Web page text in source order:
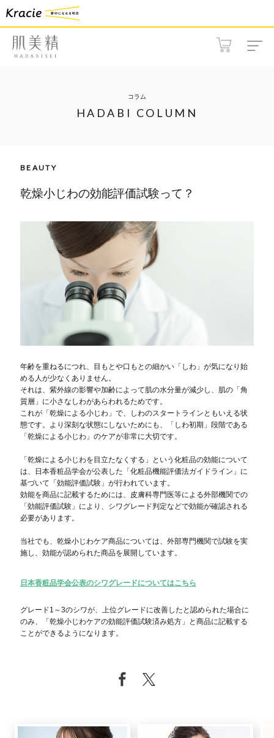
コラム
HADABI COLUMN
BEAUTY
乾燥小じわの効能評価試験って？
年齢を重ねるにつれ、目もとや口もとの細かい「しわ」が気になり始
める人が少なくありません。
それは、紫外線の影響や加齢によって肌の水分量が減少し、肌の「角
質層」に小さなしわがあらわれるためです。
これが「乾燥による小じわ」で、しわのスタートラインともいえる状
態です。より深刻な状態にしないためにも、「しわ初期」段階である
「乾燥による小じわ」のケアが非常に大切です。
「乾燥による小じわを目立たなくする」という化粧品の効能について
は、日本香粧品学会が公表した「化粧品機能評価法ガイドライン」に
基づいて「効能評価試験」が行われています。
効能を商品に記載するためには、皮膚科専門医等による外部機関での
「効能評価試験」により、シワグレード判定などで効能が確認される
必要があります。
当社でも、乾燥小じわケア商品については、外部専門機関で試験を実
施し、効能が認められた商品を展開しています。
日本香粧品学会公表のシワグレードについてはこちら
グレード1～3のシワが、上位グレードに改善したと認められた場合に
のみ、「乾燥小じわケアの効能評価試験済み処方」と商品に記載する
ことができるようになります。